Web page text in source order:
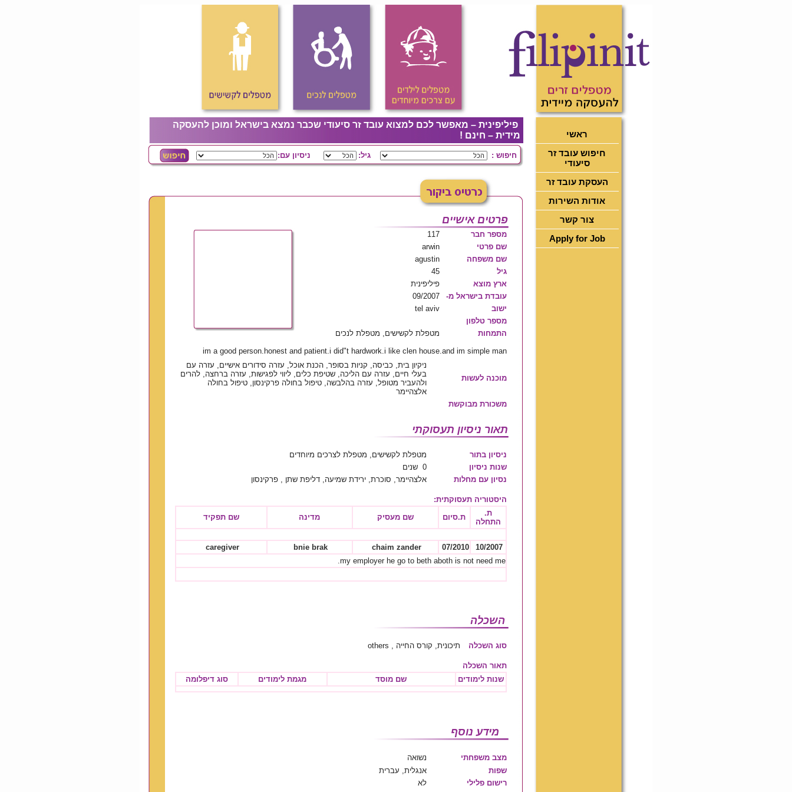
ראשי
חיפוש עובד זר
סיעודי
העסקת עובד זר
אודות השירות
צור קשר
Apply for Job
פיליפינית – מאפשר לכם למצוא עובד זר סיעודי שכבר נמצא בישראל ומוכן להעסקה
מידית – חינם !
חיפוש : גיל: ניסיון עם:
פרטים אישיים
מספר חבר
117
שם פרטי
arwin
שם משפחה
agustin
גיל
45
ארץ מוצא
פיליפינית
עובדת בישראל מ-
09/2007
ישוב
tel aviv
מספר טלפון
התמחות
מטפלת לקשישים, מטפלת לנכים
im a good person.honest and patient.i did"t hardwork.i like clen house.and im simple man
מוכנה לעשות
ניקיון בית, כביסה, קניות בסופר, הכנת אוכל, עזרה סידורים אישיים, עזרה עם
בעלי חיים, עזרה עם הליכה, שטיפת כלים, ליווי לפגישות, עזרה ברחצה, להרים
ולהעביר מטופל, עזרה בהלבשה, טיפול בחולה פרקינסון, טיפול בחולה
אלצהיימר
משכורת מבוקשת
תאור ניסיון תעסוקתי
ניסיון בתור
מטפלת לקשישים, מטפלת לצרכים מיוחדים
שנות ניסיון
0 שנים
נסיון עם מחלות
אלצהיימר, סוכרת, ירידת שמיעה, דליפת שתן , פרקינסון
היסטוריה תעסוקתית:
ת.
התחלה
ת.סיום שם מעסיק מדינה שם תפקיד
10/2007
07/2010
chaim zander
bnie brak
caregiver
my employer he go to beth aboth is not need me.
השכלה
סוג השכלה תיכונית, קורס החייה , others
תאור השכלה
שנות לימודים
שם מוסד מגמת לימודים סוג דיפלומה
מידע נוסף
מצב משפחתי
נשואה
שפות
אנגלית, עברית
רישום פלילי
לא